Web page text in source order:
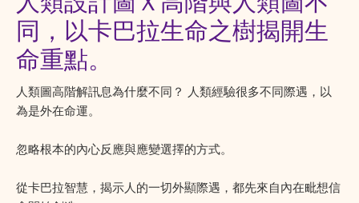
同，以卡巴拉生命之樹揭開生
命重點。
人類圖高階解訊息為什麼不同？ 人類經驗很多不同際遇，以
為是外在命運。
忽略根本的內心反應與應變選擇的方式。
從卡巴拉智慧，揭示人的一切外顯際遇，都先來自內在毗想信